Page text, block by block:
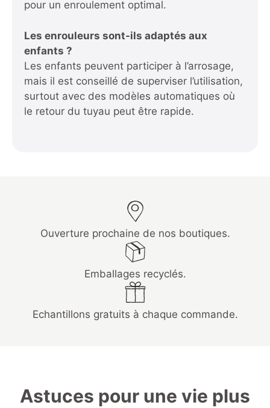
pour un enroulement optimal.
Les enrouleurs sont-ils adaptés aux
enfants ?
Les enfants peuvent participer à l’arrosage,
mais il est conseillé de superviser l’utilisation,
surtout avec des modèles automatiques où
le retour du tuyau peut être rapide.
Ouverture prochaine de nos boutiques.
Emballages recyclés.
Echantillons gratuits à chaque commande.
Astuces pour une vie plus